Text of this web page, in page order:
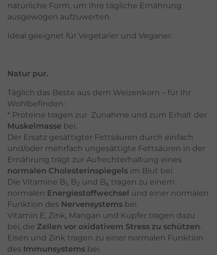
natürliche Form, um Ihre tägliche Ernährung
ausgewogen aufzuwerten.
Ideal geeignet für Vegetarier und Veganer.
Natur pur.
Täglich das Beste aus dem Weizenkorn – für Ihr
Wohlbefinden:
* Proteine tragen zur Zunahme und zum Erhalt der
Muskelmasse bei.
Der Ersatz gesättigter Fettsäuren durch einfach
und/oder mehrfach ungesättigte Fettsäuren in der
Ernährung trägt zur Aufrechterhaltung eines
normalen Cholesterinspiegels im Blut bei.
Die Vitamine B 1, B2 und B6 tragen zu einem
normalen Energiestoffwechsel und einer normalen
Funktion des Nervensystems bei.
Vitamin E, Zink, Mangan und Kupfer tragen dazu
bei, die Zellen vor oxidativem Stress zu schützen.
Eisen und Zink tragen zu einer normalen Funktion
des Immunsystems bei.